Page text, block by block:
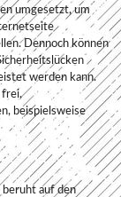
umgesetzt, um
Dennoch können
werden kann.
frei,
beispielsweise
beruht auf den